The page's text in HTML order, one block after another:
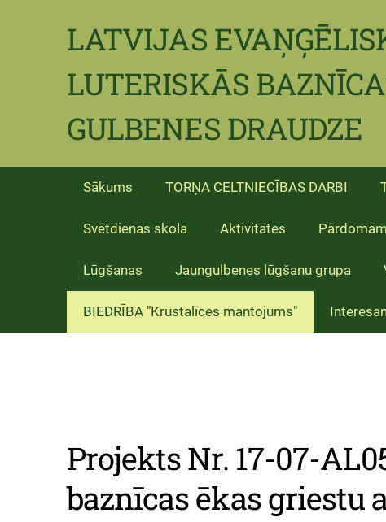
LATVIJAS
LUTERISKĀS
GULBENES DRAUDZE
Sākums TORŅA CELTNIECĪBAS DARBI
Svētdienas skola Aktivitātes Pārdomām
Lūgšanas Jaungulbenes lūgšanu grupa
BIEDRĪBA "Krustalīces mantojums"
Projekts Nr. 17-07-
baznīcas ēkas griestu